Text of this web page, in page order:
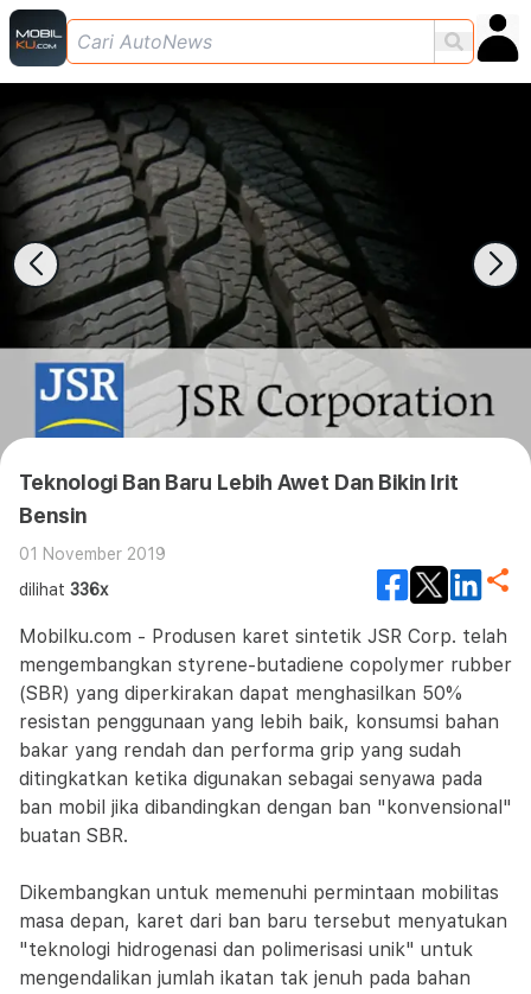
Teknologi Ban Baru Lebih Awet Dan Bikin Irit
Bensin
01 November 2019
dilihat 336x
Mobilku.com - Produsen karet sintetik JSR Corp. telah
mengembangkan styrene-butadiene copolymer rubber
(SBR) yang diperkirakan dapat menghasilkan 50%
resistan penggunaan yang lebih baik, konsumsi bahan
bakar yang rendah dan performa grip yang sudah
ditingkatkan ketika digunakan sebagai senyawa pada
ban mobil jika dibandingkan dengan ban "konvensional"
buatan SBR.
Dikembangkan untuk memenuhi permintaan mobilitas
masa depan, karet dari ban baru tersebut menyatukan
"teknologi hidrogenasi dan polimerisasi unik" untuk
mengendalikan jumlah ikatan tak jenuh pada bahan